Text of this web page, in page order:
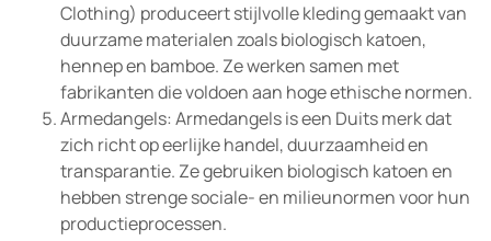
Clothing) produceert stijlvolle kleding gemaakt van
duurzame materialen zoals biologisch katoen,
hennep en bamboe. Ze werken samen met
fabrikanten die voldoen aan hoge ethische normen.
Armedangels: Armedangels is een Duits merk dat
zich richt op eerlijke handel, duurzaamheid en
transparantie. Ze gebruiken biologisch katoen en
hebben strenge sociale- en milieunormen voor hun
productieprocessen.